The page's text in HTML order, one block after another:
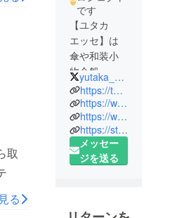
ト
、
取
る
です
【ユタカ
エッセ】は
傘や和装小
物全般、浴
衣、はんて
ん、はかま
などを日本
で企画し、
日本および
中国で製造
カーです。
yutaka_esse
https://twitter.com/yutaka_esse
https://www.instagram.com/kyotogamaguchiyahompo/
https://www.rakuten.co.jp/yutaka-esse/
https://store.shopping.yahoo.co.jp/gamaguchi/
メッセー
ジを送る